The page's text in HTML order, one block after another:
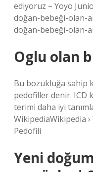
ediyoruz – Yoyo
doğan-bebeği-olan-
doğan-bebeği-olan-
Oglu olan
Bu bozukluğa sahip
pedofiller denir. ICD
terimi daha iyi
WikipediaWikipedia ›
Pedofili
Yeni